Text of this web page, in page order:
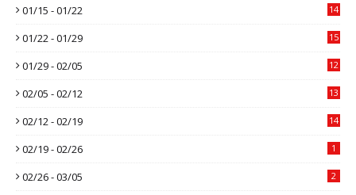
01/15 - 01/22 14
01/22 - 01/29 15
01/29 - 02/05 12
02/05 - 02/12 13
02/12 - 02/19 14
02/19 - 02/26 1
02/26 - 03/05 2